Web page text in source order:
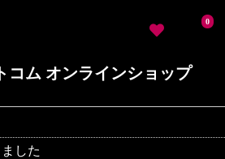
0
コム オンラインショップ
した